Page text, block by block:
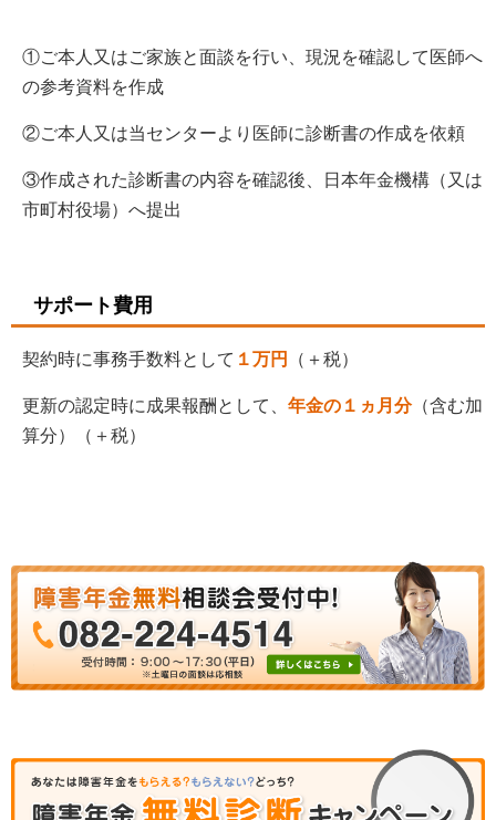
①ご本人又はご家族と面談を行い、現況を確認して医師へ
の参考資料を作成
②ご本人又は当センターより医師に診断書の作成を依頼
③作成された診断書の内容を確認後、日本年金機構（又は
市町村役場）へ提出
サポート費用
契約時に事務手数料として １万円 （＋税）
更新の認定時に成果報酬として、 年金の１ヵ月分（含む加
算分）（＋税）